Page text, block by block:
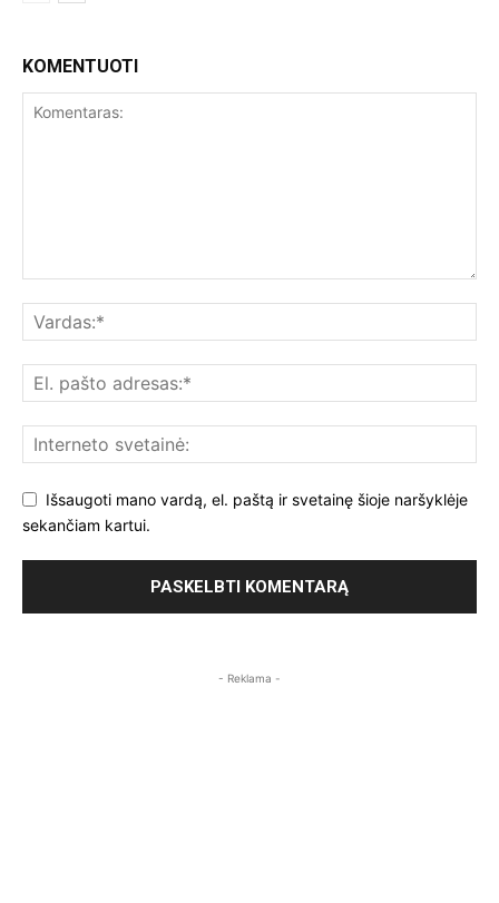
KOMENTUOTI
Išsaugoti mano vardą, el. paštą ir svetainę šioje naršyklėje
sekančiam kartui.
- Reklama -